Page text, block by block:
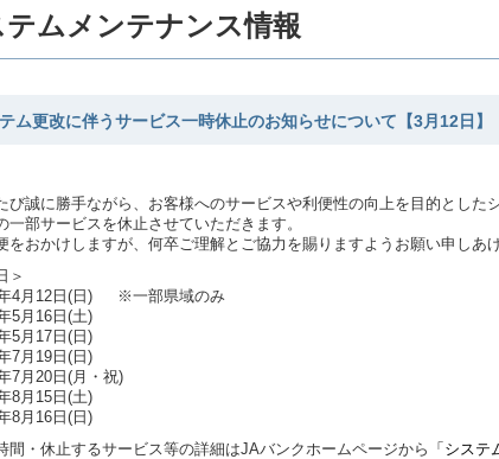
テムメンテナンス情報
ム更改に伴うサービス一時休止のお知らせについて【3月12日】
誠に勝手ながら、お客様へのサービスや利便性の向上を目的とした
一部サービスを休止させていただきます。
おかけしますが、何卒ご理解とご協力を賜りますようお願い申しあげ
＞
年4月12日(日) ※一部県域のみ
5月16日(土)
5月17日(日)
7月19日(日)
7月20日(月・祝)
8月15日(土)
8月16日(日)
・休止するサービス等の詳細はJAバンクホームページから
「シス